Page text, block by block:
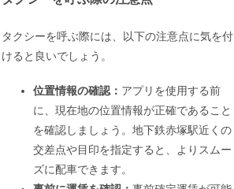
タクシーを呼ぶ際には、以下の注意点に気を付
けると良いでしょう。
位置情報の確認： アプリを使用する前
に、現在地の位置情報が正確であること
を確認しましょう。地下鉄赤塚駅近くの
交差点や目印を指定すると、よりスムー
ズに配車できます。